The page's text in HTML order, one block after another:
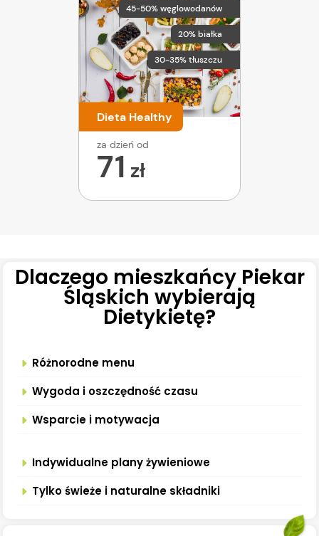
45-50% węglowodanów
20% białka
30-35% tłuszczu
Dieta Healthy
za dzień od
71 zł
Dlaczego mieszkańcy Piekar
Śląskich wybierają
Dietykietę?
Różnorodne menu
Wygoda i oszczędność czasu
Wsparcie i motywacja
Indywidualne plany żywieniowe
Tylko świeże i naturalne składniki